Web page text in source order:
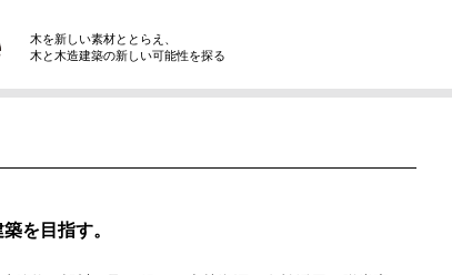
木を新しい素材ととらえ、
木と木造建築の新しい可能性を探る
を目指す。